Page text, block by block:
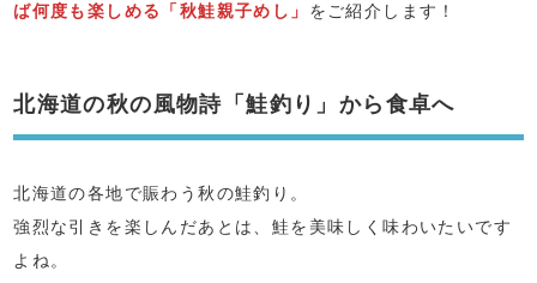
ば何度も楽しめる「秋鮭親子めし」 をご紹介します！
北海道の秋の風物詩「鮭釣り」から食卓へ
北海道の各地で賑わう秋の鮭釣り。
強烈な引きを楽しんだあとは、鮭を美味しく味わいたいです
よね。